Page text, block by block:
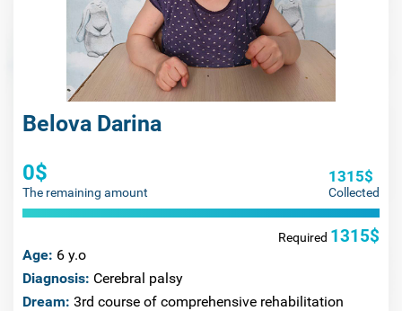
Belova Darina
0$
The remaining amount
1315$
Collected
Required 1315$
Age: 6 y.o
Diagnosis: Cerebral palsy
Dream: 3rd course of comprehensive rehabilitation